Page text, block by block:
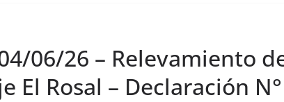
06/26 – Relevamiento
El Rosal – Declaración